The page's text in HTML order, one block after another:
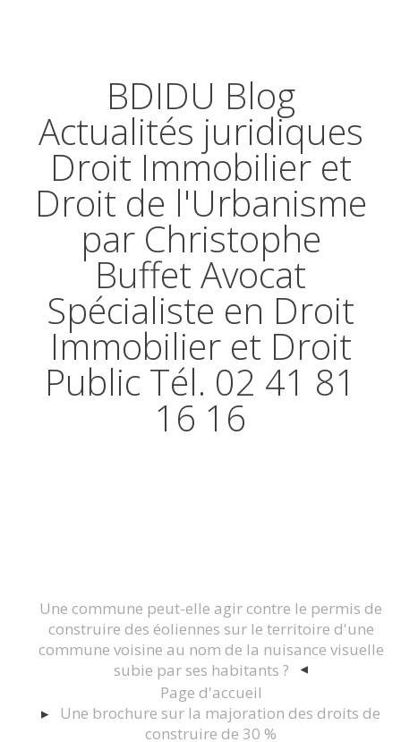
BDIDU Blog
Actualités juridiques
Droit Immobilier et
Droit de l'Urbanisme
par Christophe
Buffet Avocat
Spécialiste en Droit
Immobilier et Droit
Public Tél. 02 41 81
16 16
Une commune peut-elle agir contre le permis de
construire des éoliennes sur le territoire d'une
commune voisine au nom de la nuisance visuelle
subie par ses habitants ?
Page d'accueil
Une brochure sur la majoration des droits de
construire de 30 %